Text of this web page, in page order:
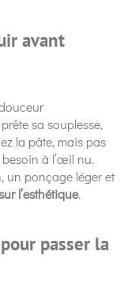
avant
sa souplesse,
la pâte, mais pas
à l’œil nu.
un ponçage léger et
l’esthétique.
passer la